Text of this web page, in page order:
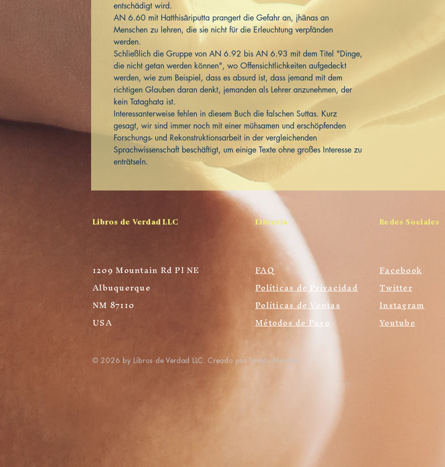
entschädigt wird.
AN 6.60 mit Hatthisāriputta prangert die Gefahr an, jhānas an
Menschen zu lehren, die sie nicht für die Erleuchtung verpfänden
werden.
Schließlich die Gruppe von AN 6.92 bis AN 6.93 mit dem Titel "Dinge,
die nicht getan werden können", wo Offensichtlichkeiten aufgedeckt
werden, wie zum Beispiel, dass es absurd ist, dass jemand mit dem
richtigen Glauben daran denkt, jemanden als Lehrer anzunehmen, der
kein Tataghata ist.
Interessanterweise fehlen in diesem Buch die falschen Suttas. Kurz
gesagt, wir sind immer noch mit einer mühsamen und erschöpfenden
Forschungs- und Rekonstruktionsarbeit in der vergleichenden
Sprachwissenschaft beschäftigt, um einige Texte ohne großes Interesse zu
enträtseln.
Libros de Verdad LLC Librería Redes Sociales
1209 Mountain Rd Pl NE
Albuquerque
NM 87110
USA
FAQ
Políticas de Privacidad
Políticas de Ventas
Métodos de Pago
Facebook
Twitter
Instagram
Youtube
© 2026 by Libros de Verdad LLC. Creado por Tomás Morales